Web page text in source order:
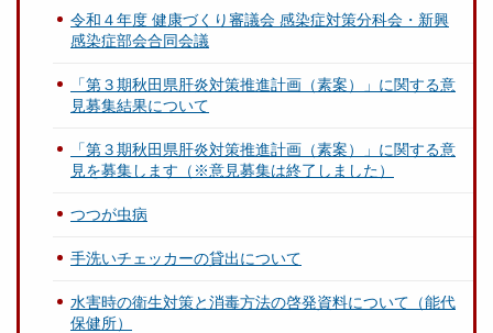
令和４年度 健康づくり審議会 感染症対策分科会・新興
感染症部会合同会議
「第３期秋田県肝炎対策推進計画（素案）」に関する意
見募集結果について
「第３期秋田県肝炎対策推進計画（素案）」に関する意
見を募集します（※意見募集は終了しました）
つつが虫病
手洗いチェッカーの貸出について
水害時の衛生対策と消毒方法の啓発資料について（能代
保健所）